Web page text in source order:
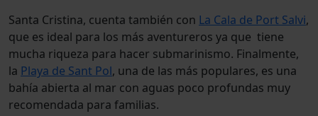
Santa Cristina, cuenta también con La Cala de Port Salvi,
que es ideal para los más aventureros ya que tiene
mucha riqueza para hacer submarinismo. Finalmente,
la Playa de Sant Pol, una de las más populares, es una
bahía abierta al mar con aguas poco profundas muy
recomendada para familias.